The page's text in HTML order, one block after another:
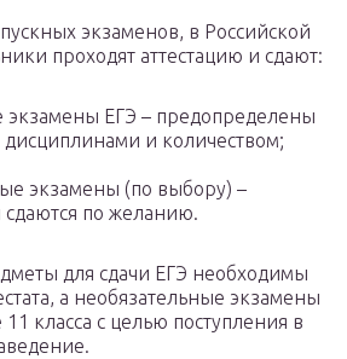
экзаменов, в Российской
проходят аттестацию и сдают:
экзамены ЕГЭ – предопределены
и количеством;
экзамены (по выбору) –
по желанию.
для сдачи ЕГЭ необходимы
а необязательные экзамены
11 класса с целью поступления в